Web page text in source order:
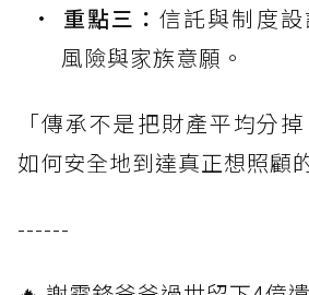
重點三：信託與制度設
風險與家族意願。
「傳承不是把財產平均分
如何安全地到達真正想照顧
------